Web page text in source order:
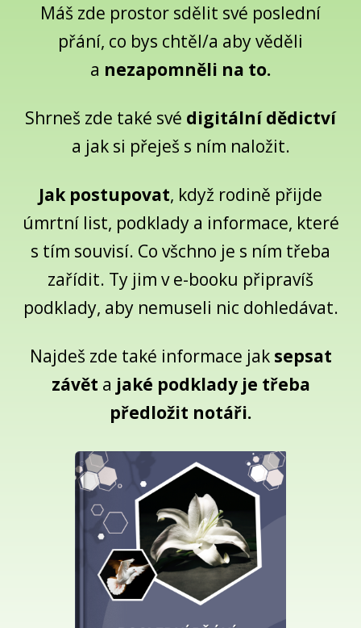
Máš zde prostor sdělit své poslední
přání, co bys chtěl/a aby věděli
a nezapomněli na to.
Shrneš zde také své digitální dědictví
a jak si přeješ s ním naložit.
Jak postupovat, když rodině přijde
úmrtní list, podklady a informace, které
s tím souvisí. Co všchno je s ním třeba
zařídit. Ty jim v e-booku připravíš
podklady, aby nemuseli nic dohledávat.
Najdeš zde také informace jak sepsat
závět a jaké podklady je třeba
předložit notáři.